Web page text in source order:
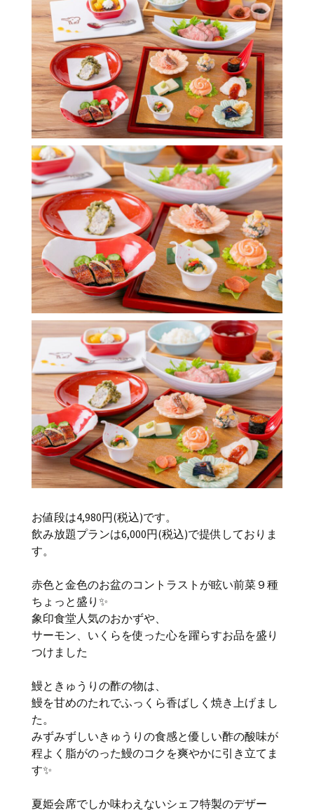
お値段は4,980円(税込)です。
飲み放題プランは6,000円(税込)で提供しておりま
す。
赤色と金色のお盆のコントラストが眩い前菜９種
ちょっと盛り✨
象印食堂人気のおかずや、
サーモン、いくらを使った心を躍らすお品を盛り
つけました
鰻ときゅうりの酢の物は、
鰻を甘めのたれでふっくら香ばしく焼き上げまし
た。
みずみずしいきゅうりの食感と優しい酢の酸味が
程よく脂がのった鰻のコクを爽やかに引き立てま
す✨
夏姫会席でしか味わえないシェフ特製のデザー